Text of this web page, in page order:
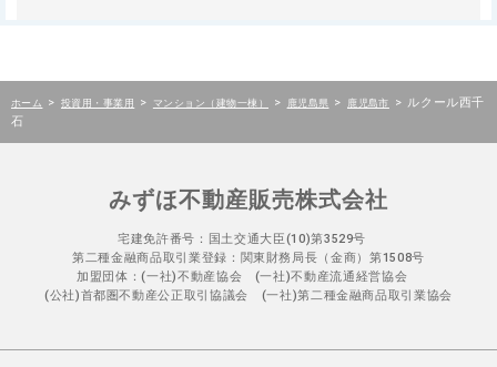
ホーム > 投資用・事業用 > マンション（建物一棟） > 鹿児島県 > 鹿児島市 > ルクール西千
石
みずほ不動産販売株式会社
宅建免許番号：国土交通大臣(10)第3529号
第二種金融商品取引業登録：関東財務局長（金商）第1508号
加盟団体：(一社)不動産協会 (一社)不動産流通経営協会
(公社)首都圏不動産公正取引協議会 (一社)第二種金融商品取引業協会